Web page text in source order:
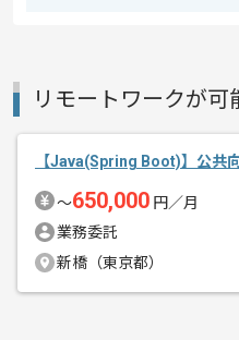
メント
今
リモートワークが可
【Java(Spring Boot)】公共
〜650,000 円／月
業務委託
新橋（東京都）